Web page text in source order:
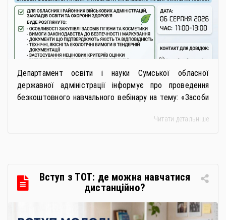
Департамент освіти і науки Сумської обласної
державної адміністрації інформує про проведення
безкоштовного навчального вебінару на тему: «Засоби
закупівлях: як сформувати вимоги та обрати безпечну і
Читати детальніше
Вступ з ТОТ: де можна навчатися
дистанційно?